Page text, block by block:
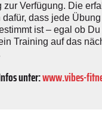
zur Verfügung. Die
dass jede
ist – egal ob
Training auf das
unter:www.vibes-